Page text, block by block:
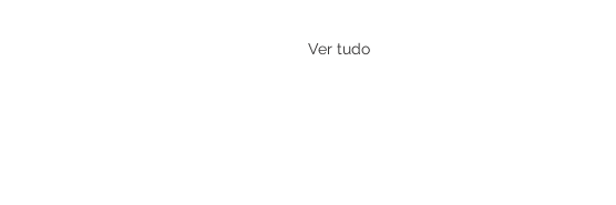
Ver tudo